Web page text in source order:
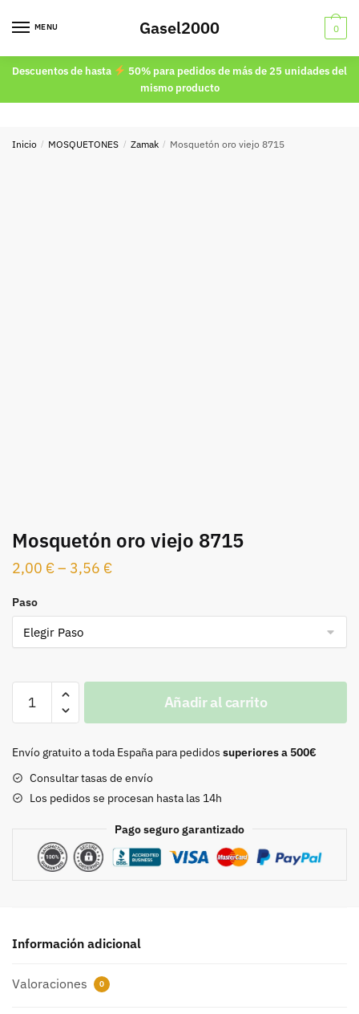
MENU Gasel2000 0
Descuentos de hasta
50% para pedidos de más de 25 unidades del
mismo producto
Inicio / MOSQUETONES / Zamak / Mosquetón oro viejo 8715
Mosquetón oro viejo 8715
2,00 €– 3,56 €
Paso
Mosquetón
8715
Añadir al carrito
Envío gratuito a toda España para pedidos superiores a 500€
Consultar tasas de envío
Los pedidos se procesan hasta las 14h
Pago seguro garantizado
Información adicional
Valoraciones 0